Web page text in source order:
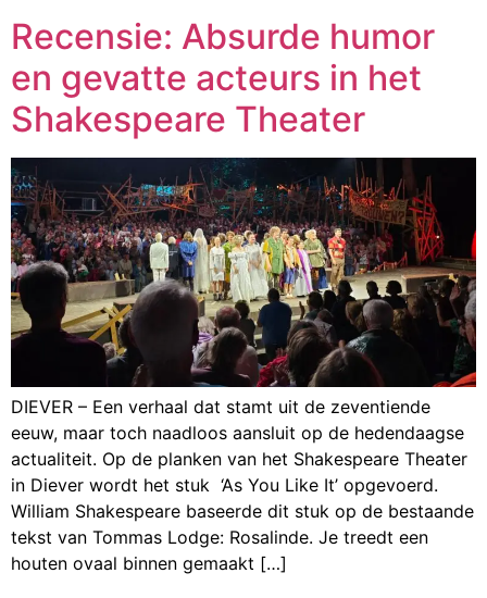
Recensie: Absurde humor
en gevatte acteurs in het
Shakespeare Theater
DIEVER – Een verhaal dat stamt uit de zeventiende
eeuw, maar toch naadloos aansluit op de hedendaagse
actualiteit. Op de planken van het Shakespeare Theater
in Diever wordt het stuk ‘As You Like It’ opgevoerd.
William Shakespeare baseerde dit stuk op de bestaande
tekst van Tommas Lodge: Rosalinde. Je treedt een
houten ovaal binnen gemaakt […]